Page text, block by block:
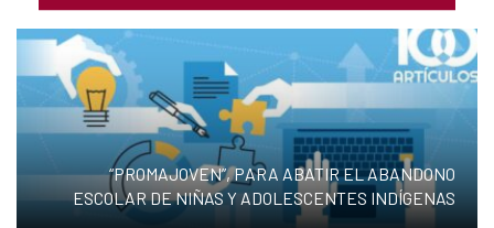
“PROMAJOVEN”, PARA ABATIR EL ABANDONO
ESCOLAR DE NIÑAS Y ADOLESCENTES INDÍGENAS